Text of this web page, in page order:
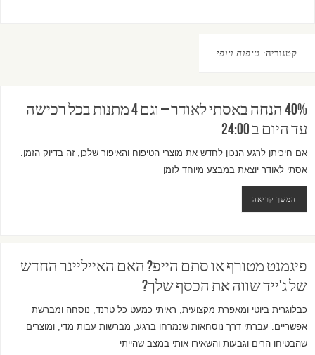
קטגוריה: טיפוח ויופי
40% הנחה באסתי לאודר – וגם 4 מתנות בכל רכישה
עד היום ב 24:00
אם חיכיתן לרגע הנכון לחדש את מוצרי הטיפוח והאיפור שלכן, זה בדיוק הזמן.
אסתי לאודר יוצאת במבצע מיוחד לזמן
המשך קריאה
פיגמנט מטורף או סתם הייפ? האם האייליינר החדש
של ג'ייד שווה את הכסף שלך?
כבלוגרית ביוטי ומאפרת מקצועית, ראיתי כמעט כל טרנד, נוסחה ומברשת
אפשריים. עברתי דרך נוסחאות שנמרחו ברגע, מברשות עבות מדי, ומוצרים
שהבטיחו הרים וגבעות והשאירו אותי במצב שהייתי